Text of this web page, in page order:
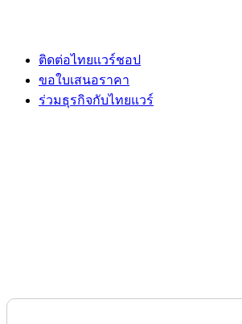
ติดต่อไทยแวร์ชอป
ขอใบเสนอราคา
ร่วมธุรกิจกับไทยแวร์